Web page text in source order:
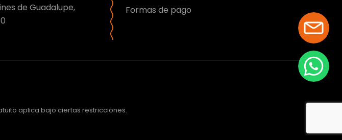
de Guadalupe,
Formas de pago
aplica bajo ciertas restricciones.